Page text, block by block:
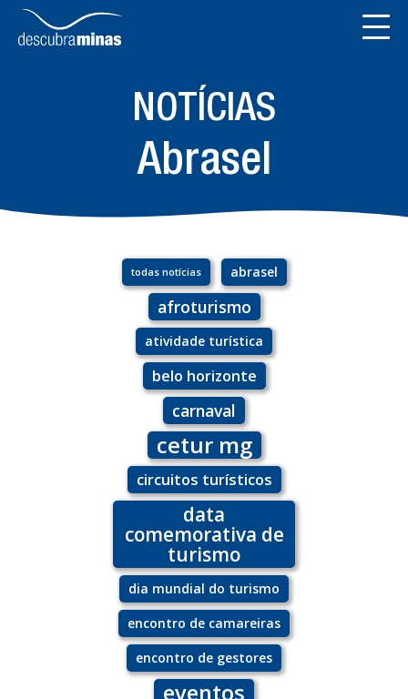
NOTÍCIAS
Abrasel
todas notícias abrasel
afroturismo
atividade turística
belo horizonte
carnaval
cetur mg
circuitos turísticos
data
comemorativa de
turismo
dia mundial do turismo
encontro de camareiras
encontro de gestores
eventos